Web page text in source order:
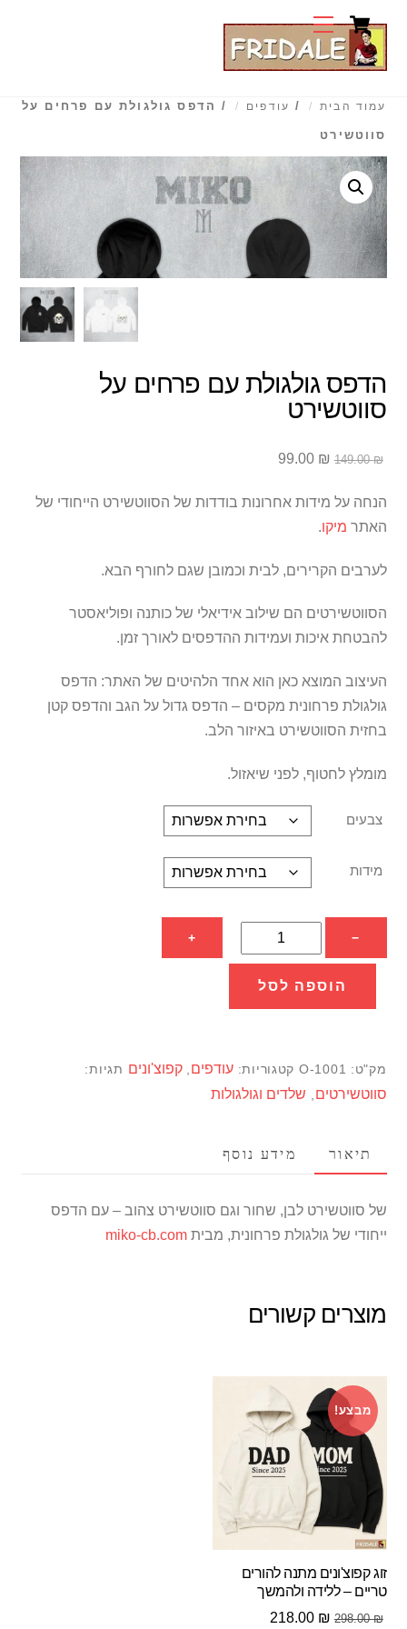
content
MenuCart
עמוד הבית / עודפים / הדפס גולגולת עם פרחים על
סווטשירט
הדפס גולגולת עם פרחים על
סווטשירט
149.00₪
המחיר
היה:
149.00 ₪.
99.00 ₪
המחיר
הוא:
הנחה על מידות אחרונות בודדות של הסווטשירט הייחודי של
האתר מיקו.
לערבים הקרירים, לבית וכמובן שגם לחורף הבא.
הסווטשירטים הם שילוב אידיאלי של כותנה ופוליאסטר
להבטחת איכות ועמידות ההדפסים לאורך זמן.
העיצוב המוצא כאן הוא אחד הלהיטים של האתר: הדפס
גולגולת פרחונית מקסים – הדפס גדול על הגב והדפס קטן
בחזית הסווטשירט באיזור הלב.
מומלץ לחטוף, לפני שיאזול.
צבעים
מידות
−
של
על
סווטשירט
+
הוספה לסל
מק"ט: O-1001 קטגוריות: עודפים,קפוצ'ונים תגיות:
סווטשירטים, שלדים וגולגולות
תיאור מידע נוסף
של סווטשירט לבן, שחור וגם סווטשירט צהוב – עם הדפס
ייחודי של גולגולת פרחונית, מביתmiko-cb.com
מוצרים קשורים
מבצע!
זוג קפוצ'ונים מתנה להורים
טריים – ללידה ולהמשך
298.00₪ המחיר
218.00 ₪